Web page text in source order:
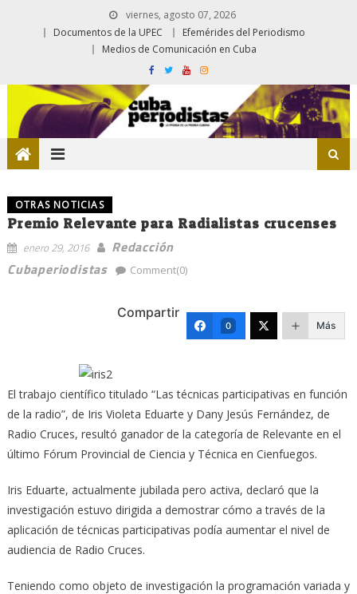
viernes, agosto 07, 2026
Documentos de la UPEC
Efemérides del Periodismo
Medios de Comunicación en Cuba
OTRAS NOTICIAS
Premio Relevante para Radialistas crucenses
enero 29, 2016
Redacción
Cubaperiodistas
Comment(0)
Compartir
0 Más
El trabajo científico titulado “Las técnicas participativas en función
de la radio”, de Iris Violeta Eduarte y Dany Jesús Fernández, de
Radio Cruces, resultó ganador de la categoría de Relevante en el
último Fórum Provincial de Ciencia y Técnica en Cienfuegos.
Iris Eduarte, actualmente jubilada pero activa, declaró que la
investigación estuvo dirigida a demostrar cómo a través de la
aplicación de técnicas participativas podía aumentar el nivel de
audiencia de Radio Cruces.
Teniendo como objeto de investigación la programación variada y